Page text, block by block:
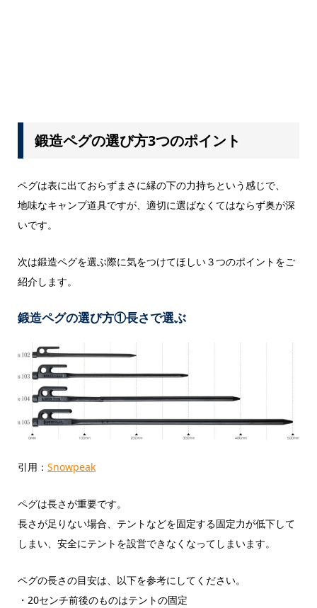
鍛造ペグの選び方3つのポイント
ペグは表に出ておらずまさに縁の下の力持ちという感じで、
地味なキャンプ道具ですが、適切に選ばなくてはならず奥が深
いです。
次は鍛造ペグを選ぶ際に気をつけてほしい３つのポイントをご
紹介します。
鍛造ペグの選び方①長さで選ぶ
引用： Snowpeak
ペグは長さが重要です。
長さが足りない場合、テントなどを固定する固定力が低下して
しまい、安全にテントを設営できなくなってしまいます。
ペグの長さの目安は、以下を参考にしてください。
・20センチ前後のものはテントの固定